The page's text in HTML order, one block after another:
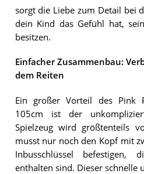
sorgt die Liebe zum Detail bei
dein Kind das Gefühl hat,
besitzen.
Einfacher Zusammenbau:
dem Reiten
Ein großer Vorteil des Pink
105cm ist der
Spielzeug wird größtenteils
musst nur noch den Kopf mit
Inbusschlüssel
enthalten sind. Dieser schnelle